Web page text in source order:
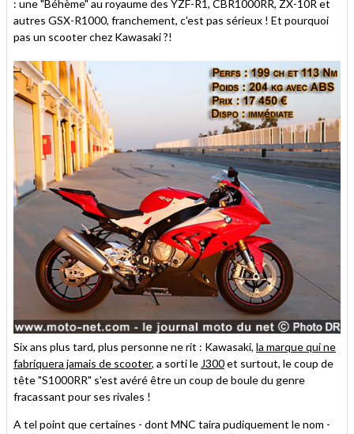
: une "Béhème" au royaume des YZF-R1, CBR1000RR, ZX-10R et
autres GSX-R1000, franchement, c'est pas sérieux ! Et pourquoi
pas un scooter chez Kawasaki ?!
Six ans plus tard, plus personne ne rit : Kawasaki, la marque qui ne
fabriquera jamais de scooter, a sorti le J300et surtout, le coup de
tête "S1000RR" s'est avéré être un coup de boule du genre
fracassant pour ses rivales !
A tel point que certaines - dont MNC taira pudiquement le nom -